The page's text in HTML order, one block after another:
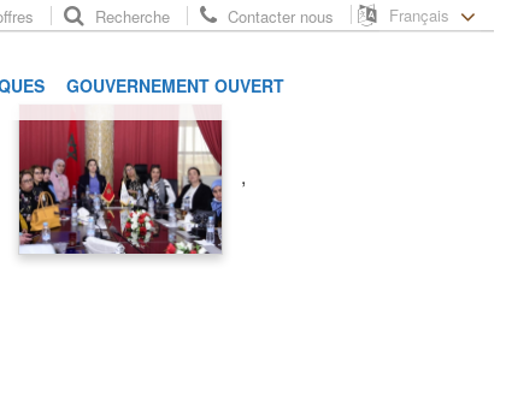
Recherche Contacter nous Français
GOUVERNEMENT OUVERT
,